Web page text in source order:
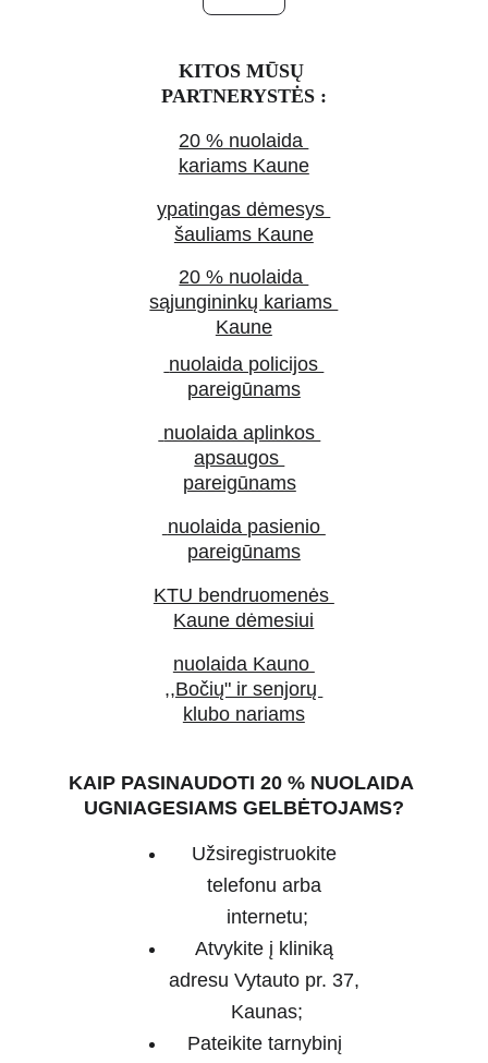
KITOS MŪSŲ
PARTNERYSTĖS :
20 % nuolaida
kariams Kaune
ypatingas dėmesys
šauliams Kaune
20 % nuolaida
sąjungininkų kariams
Kaune
KTU bendruomenės
Kaune dėmesiui
pareigūnams
KAIP PASINAUDOTI 20 % NUOLAIDA
UGNIAGESIAMS GELBĖTOJAMS?
Užsiregistruokite
telefonu arba
internetu;
Atvykite į kliniką
adresu Vytauto pr. 37,
Kaunas;
Pateikite tarnybinį
apsaugos
pareigūnams
nuolaida pasienio
pareigūnams
nuolaida Kauno
,,Bočių" ir senjorų
klubo nariams